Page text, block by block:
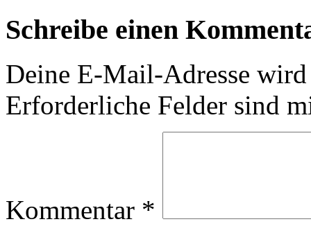
Schreibe einen
Deine E-Mail-Adresse
Erforderliche Felder sind
Kommentar *